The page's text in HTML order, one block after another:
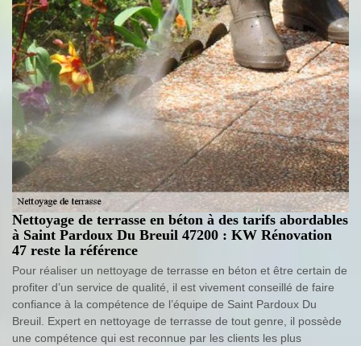
Nettoyage de terrasse en béton à des tarifs abordables
à Saint Pardoux Du Breuil 47200 : KW Rénovation
47 reste la référence
Pour réaliser un nettoyage de terrasse en béton et être certain de
profiter d’un service de qualité, il est vivement conseillé de faire
confiance à la compétence de l’équipe de Saint Pardoux Du
Breuil. Expert en nettoyage de terrasse de tout genre, il possède
une compétence qui est reconnue par les clients les plus